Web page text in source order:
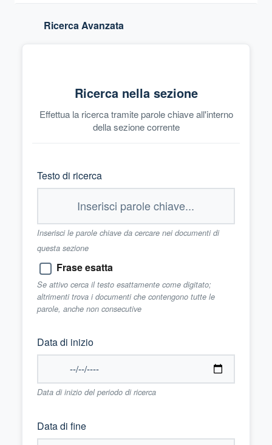
Ricerca Avanzata
Ricerca nella sezione
Effettua la ricerca tramite parole chiave all'interno
della sezione corrente
Testo di ricerca
Inserisci le parole chiave da cercare nei documenti di
questa sezione
Frase esatta
Se attivo cerca il testo esattamente come digitato;
altrimenti trova i documenti che contengono tutte le
parole, anche non consecutive
Data di inizio
Data di inizio del periodo di ricerca
Data di fine